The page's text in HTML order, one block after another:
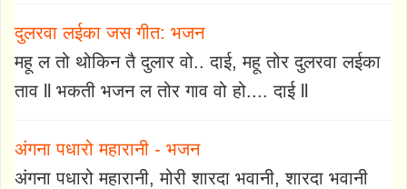
दुलरवा लईका जस गीत: भजन
महू ल तो थोकिन तै दुलार वो.. दाई, महू तोर दुलरवा लईका
ताव ll भकती भजन ल तोर गाव वो हो.... दाई ll
अंगना पधारो महारानी - भजन
अंगना पधारो महारानी, मोरी शारदा भवानी, शारदा भवानी